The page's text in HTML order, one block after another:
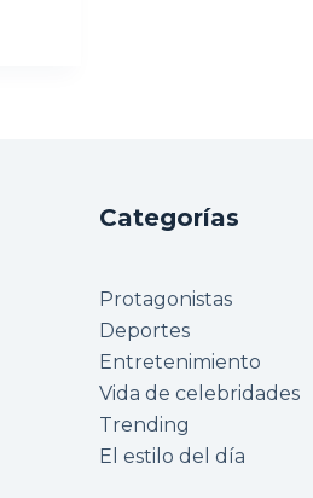
Categorías
Protagonistas
Deportes
Entretenimiento
Vida de celebridades
Trending
El estilo del día